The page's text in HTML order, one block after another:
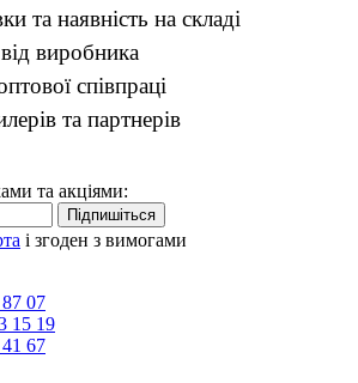
та наявність на складі
виробника
співпраці
та партнерів
та акціями:
Підпишіться
і згоден з вимогами
07
15 19‬
67